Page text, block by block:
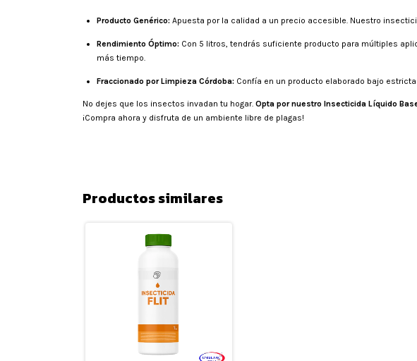
Producto Genérico: Apuesta por la calidad a un precio accesible. Nuestro
Rendimiento Óptimo: Con 5 litros, tendrás suficiente producto para múltiples
más tiempo.
Fraccionado por Limpieza Córdoba: Confía en un producto elaborado bajo
No dejes que los insectos invadan tu hogar. Opta por nuestro Insecticida Líquido
¡Compra ahora y disfruta de un ambiente libre de plagas!
Productos similares